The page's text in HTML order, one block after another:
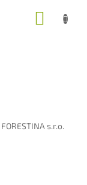
FORESTINA s.r.o.